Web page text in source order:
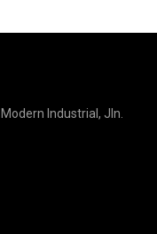
Industrial, Jln.